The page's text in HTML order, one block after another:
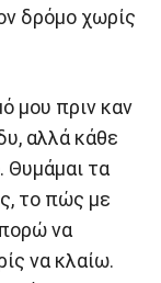
δρόμο χωρίς
μου πριν καν
αλλά κάθε
Θυμάμαι τα
το πώς με
να
να κλαίω.